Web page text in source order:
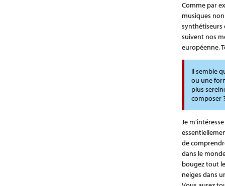
Comme par
musiques
synthétiseurs
suivent nos
européenne.
Il semble
ou une
plus
composer
Je
de
dans le
bougez tout
neiges dans